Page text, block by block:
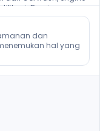
Demi
juga menyediakan
berbagai
yang semakin
kandidat kandidat
besar kami dan
dan
hal yang